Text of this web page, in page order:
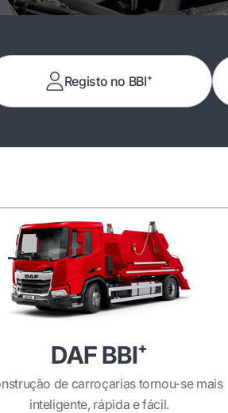
Registo no BBI⁺
DAF BBI⁺
de carroçarias tornou-se mais
inteligente, rápida e fácil.